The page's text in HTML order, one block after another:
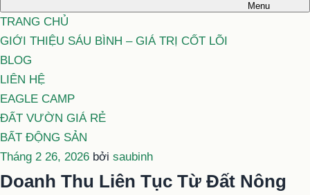
Menu
TRANG CHỦ
GIỚI THIỆU SÁU BÌNH – GIÁ TRỊ CỐT LÕI
BLOG
LIÊN HỆ
EAGLE CAMP
ĐẤT VƯỜN GIÁ RẺ
BẤT ĐỘNG SẢN
Đăng
trong
Tháng 2 26, 2026 bởi saubinh
Doanh Thu Liên Tục Từ Đất Nông